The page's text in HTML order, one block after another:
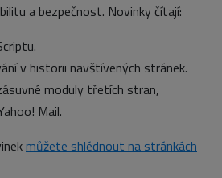
a bezpečnost. Novinky čítají:
v historii navštívených stránek.
moduly třetích stran,
Mail.
můžete shlédnout na stránkách